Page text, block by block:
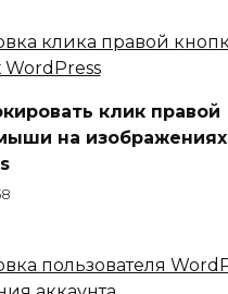
клик правой
на изображениях